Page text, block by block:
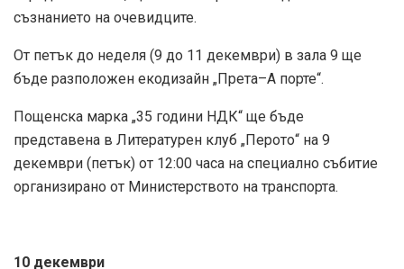
съзнанието на очевидците.
От петък до неделя (9 до 11 декември) в зала 9 ще
бъде разположен екодизайн „Прета–А порте“.
Пощенска марка „35 години НДК“ ще бъде
представена в Литературен клуб „Перото“ на 9
декември (петък) от 12:00 часа на специално събитие
организирано от Министерството на транспорта.
10 декември